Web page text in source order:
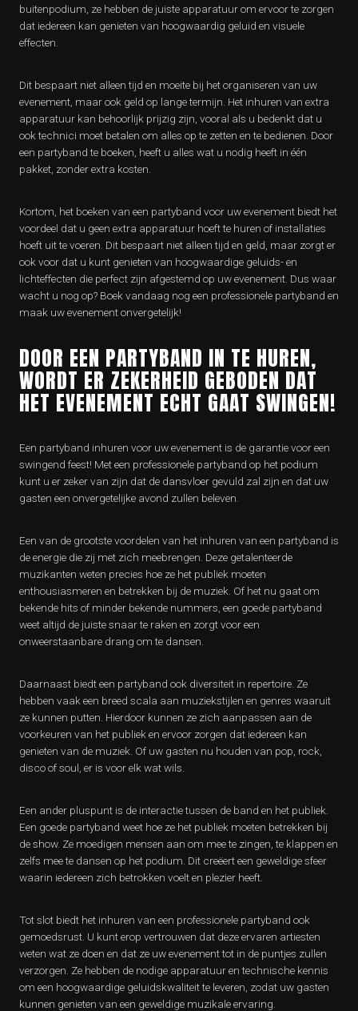
buitenpodium, ze hebben de juiste apparatuur om ervoor te zorgen
dat iedereen kan genieten van hoogwaardig geluid en visuele
effecten.
Dit bespaart niet alleen tijd en moeite bij het organiseren van uw
evenement, maar ook geld op lange termijn. Het inhuren van extra
apparatuur kan behoorlijk prijzig zijn, vooral als u bedenkt dat u
ook technici moet betalen om alles op te zetten en te bedienen. Door
een partyband te boeken, heeft u alles wat u nodig heeft in één
pakket, zonder extra kosten.
Kortom, het boeken van een partyband voor uw evenement biedt het
voordeel dat u geen extra apparatuur hoeft te huren of installaties
hoeft uit te voeren. Dit bespaart niet alleen tijd en geld, maar zorgt er
ook voor dat u kunt genieten van hoogwaardige geluids- en
lichteffecten die perfect zijn afgestemd op uw evenement. Dus waar
wacht u nog op? Boek vandaag nog een professionele partyband en
maak uw evenement onvergetelijk!
DOOR EEN PARTYBAND IN TE HUREN,
WORDT ER ZEKERHEID GEBODEN DAT
HET EVENEMENT ECHT GAAT SWINGEN!
Een partyband inhuren voor uw evenement is de garantie voor een
swingend feest! Met een professionele partyband op het podium
kunt u er zeker van zijn dat de dansvloer gevuld zal zijn en dat uw
gasten een onvergetelijke avond zullen beleven.
Een van de grootste voordelen van het inhuren van een partyband is
de energie die zij met zich meebrengen. Deze getalenteerde
muzikanten weten precies hoe ze het publiek moeten
enthousiasmeren en betrekken bij de muziek. Of het nu gaat om
bekende hits of minder bekende nummers, een goede partyband
weet altijd de juiste snaar te raken en zorgt voor een
onweerstaanbare drang om te dansen.
Daarnaast biedt een partyband ook diversiteit in repertoire. Ze
hebben vaak een breed scala aan muziekstijlen en genres waaruit
ze kunnen putten. Hierdoor kunnen ze zich aanpassen aan de
voorkeuren van het publiek en ervoor zorgen dat iedereen kan
genieten van de muziek. Of uw gasten nu houden van pop, rock,
disco of soul, er is voor elk wat wils.
Een ander pluspunt is de interactie tussen de band en het publiek.
Een goede partyband weet hoe ze het publiek moeten betrekken bij
de show. Ze moedigen mensen aan om mee te zingen, te klappen en
zelfs mee te dansen op het podium. Dit creëert een geweldige sfeer
waarin iedereen zich betrokken voelt en plezier heeft.
Tot slot biedt het inhuren van een professionele partyband ook
gemoedsrust. U kunt erop vertrouwen dat deze ervaren artiesten
weten wat ze doen en dat ze uw evenement tot in de puntjes zullen
verzorgen. Ze hebben de nodige apparatuur en technische kennis
om een hoogwaardige geluidskwaliteit te leveren, zodat uw gasten
kunnen genieten van een geweldige muzikale ervaring.